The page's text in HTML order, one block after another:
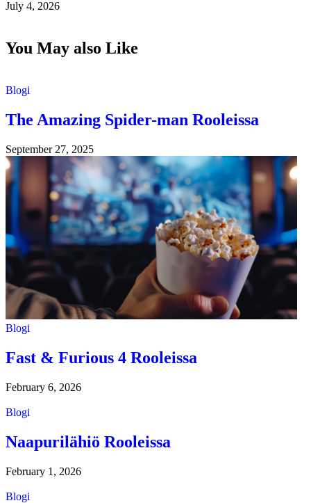
July 4, 2026
You May also Like
Blogi
The Amazing Spider-man Rooleissa
September 27, 2025
Blogi
Fast & Furious 4 Rooleissa
February 6, 2026
Blogi
Naapurilähiö Rooleissa
February 1, 2026
Blogi